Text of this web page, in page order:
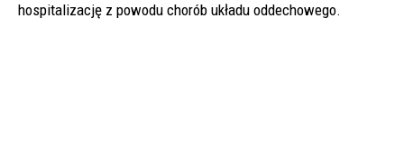
hospitalizację z powodu chorób układu oddechowego.